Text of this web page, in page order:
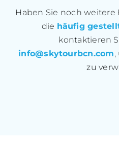
Haben Sie noch weitere
die häufig
kontaktieren
info@skytourbcn.com,
zu